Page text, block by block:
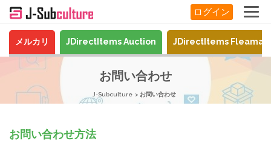
ログイン
メルカリ JDirectItems Auction JDirectItems
お問い合わせ
J-Subculture お問い合わせ
お問い合わせ方法